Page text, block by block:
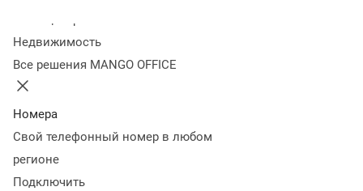
Недвижимость
Все решения MANGO OFFICE
Номера
Свой телефонный номер в любом
регионе
Подключить
полный цикл – от вылова рыбы до поставок в
розницу. Активы корпорации – 16 добывающих
судов, 3 плавзавода и 4 судна-рефрижератора.
Холдинг перерабатывает 170 тысяч тонн сырой
Артёме, Находке (поселке Ливадия и Южно-
Морской), г. Большой Камень, Москве и Туле.
География присутствия – 78 городов России. В штат